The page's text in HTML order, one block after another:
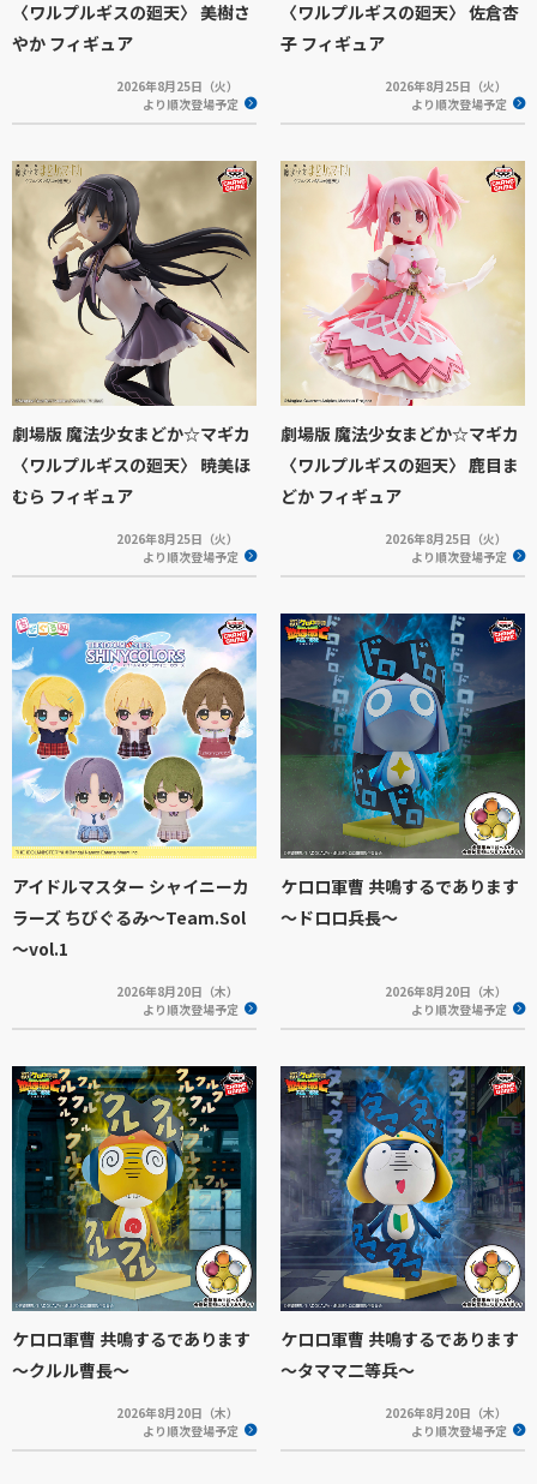
〈ワルプルギスの廻天〉 美樹さ
やか フィギュア
2026年8月25日（火）
より順次登場予定
〈ワルプルギスの廻天〉 佐倉杏
子 フィギュア
2026年8月25日（火）
より順次登場予定
劇場版 魔法少女まどか☆マギカ
〈ワルプルギスの廻天〉 暁美ほ
むら フィギュア
2026年8月25日（火）
より順次登場予定
劇場版 魔法少女まどか☆マギカ
〈ワルプルギスの廻天〉 鹿目ま
どか フィギュア
2026年8月25日（火）
より順次登場予定
アイドルマスター シャイニーカ
ラーズ ちびぐるみ～Team.Sol
～vol.1
2026年8月20日（木）
より順次登場予定
ケロロ軍曹 共鳴するであります
～ドロロ兵長～
2026年8月20日（木）
より順次登場予定
ケロロ軍曹 共鳴するであります
～クルル曹長～
2026年8月20日（木）
より順次登場予定
ケロロ軍曹 共鳴するであります
～タママ二等兵～
2026年8月20日（木）
より順次登場予定